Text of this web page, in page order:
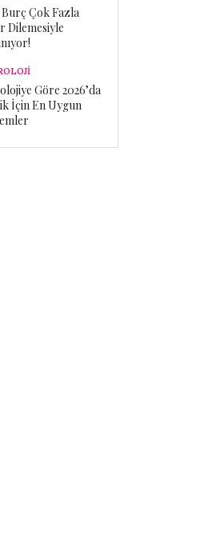
Burç Çok Fazla
Dilemesiyle
Göre 2026’da
İçin En Uygun